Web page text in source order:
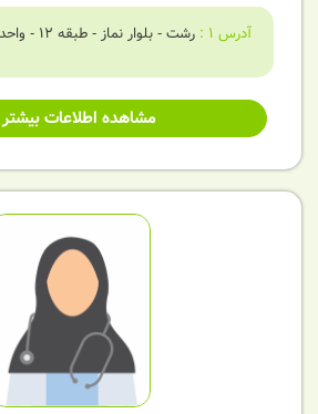
آدرس 1
: رشت - بلوار نماز - طبقه 12 - واحد 4 - ساختمان آتیه
مشاهده اطلاعات بیشتر